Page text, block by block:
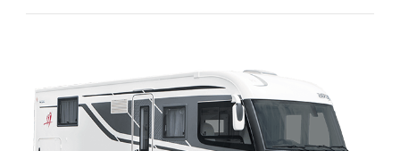
korszerű